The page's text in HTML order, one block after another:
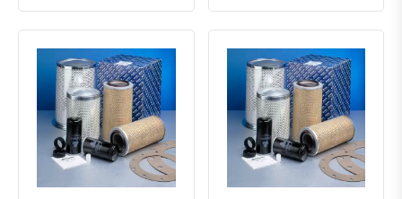
Быстрый просмотрДобавить к сравнению
Добавить в избранное Быстрый просмотрДобавить к сравнению
Добавить в избранное